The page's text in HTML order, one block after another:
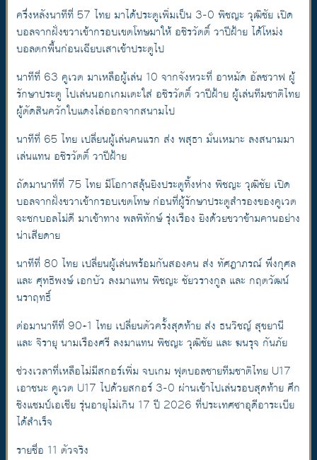
ครึ่งหลังนาทีที่ 57 ไทย มาได้ประตูเพิ่มเป็น 3-0 พิชญะ วุฒิชัย เปิด
บอลจากฝั่งขวาเข้ากรอบเขตโทษมาให้ อชิรวัตติ์ วาปีฝ้าย ได้โหม่ง
บอลตกพื้นก่อนเฉียบเสาเข้าประตูไป
นาทีที่ 63 คูเวต มาเหลือผู้เล่น 10 จากจังหวะที่ อาหมัด อัลชวาฟ ผู้
รักษาประตู ไปเล่นนอกเกมเตะใส่ อชิรวัตติ์ วาปีฝ้าย ผู้เล่นทีมชาติไทย
ผู้ตัดสินควักใบแดงไล่ออกจากสนามไป
นาทีที่ 65 ไทย เปลี่ยนผู้เล่นคนแรก ส่ง พสุธา มั่นเหมาะ ลงสนามมา
เล่นแทน อชิรวัตติ์ วาปีฝ้าย
ถัดมานาทีที่ 75 ไทย มีโอกาสลุ้นยิงประตูทิ้งห่าง พิชญะ วุฒิชัย เปิด
บอลจากฝั่งขวาเข้ากรอบเขตโทษ ก่อนที่ผู้รักษาประตูสำรองของคูเวต
จะชกบอลไม่ดี มาเข้าทาง พลพิทักษ์ รุ่งเรือง ยิงด้วยขวาข้ามคานอย่าง
น่าเสียดาย
นาทีที่ 80 ไทย เปลี่ยนผู้เล่นพร้อมกันสองคน ส่ง ทัศฎาภรณ์ พึ่งกุศล
และ ศุทธิพงษ์ เอกบัว ลงมาแทน พิชญะ ชัยวรางกูล และ กฤตวัฒน์
นราฤทธิ์
ต่อมานาทีที่ 90+1 ไทย เปลี่ยนตัวครั้งสุดท้าย ส่ง ธนวิชญ์ สุขยานี
และ จิรายุ นามเรืองศรี ลงมาแทน พิชญะ วุฒิชัย และ ฆนรุจ กันภัย
ช่วงเวลาที่เหลือไม่มีสกอร์เพิ่ม จบเกม ฟุตบอลชายทีมชาติไทย U17
เอาชนะ คูเวต U17 ไปด้วยสกอร์ 3-0 ผ่านเข้าไปเล่นรอบสุดท้าย ศึก
ชิงแชมป์เอเชีย รุ่นอายุไม่เกิน 17 ปี 2026 ที่ประเทศซาอุดีอาระเบีย
ได้สำเร็จ
รายชื่อ 11 ตัวจริง